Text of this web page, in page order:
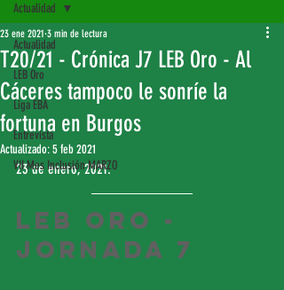
Actualidad
LEB Oro
Liga EBA
Entrevista
VII Mes Inclusión MARZO
Actualidad
T20/21 - Crónica J7 LEB Oro - Al
Cáceres tampoco le sonríe la
fortuna en Burgos
23 ene 2021 3 min de lectura
Actualizado:5 feb 2021
23 de enero, 2021.
LEB ORO -
JORNADA 7